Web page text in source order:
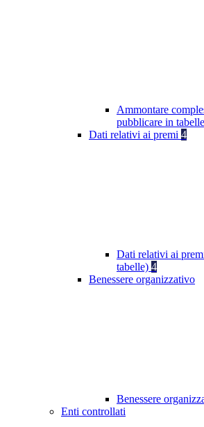
Ammontare
pubblicare in
Dati relativi ai premi 4
Dati relativi ai
tabelle) 4
Benessere organizzativo
Benessere
Enti controllati